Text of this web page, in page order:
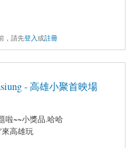
，請先登入或註冊
- 高雄小聚首映場
啦~~小獎品.哈哈
高雄玩